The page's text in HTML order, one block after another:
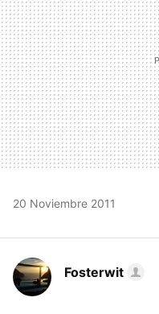
20 Noviembre 2011
Fosterwit